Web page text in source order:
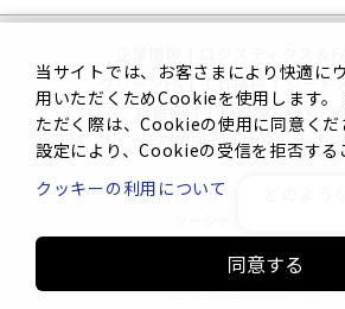
クリーンFA | 工作機械 | シート
繊維機械 | 複合機＆FAX・
生産管理システム | サイ
プライバシーポリシー
Innovation. Mark the turning
(C) 2025 MURATA MACHINERY,
当サイトでは、お客さまにより快適に
用いただくためCookieを使用します。
ただく際は、Cookieの使用に同意くだ
設定により、Cookieの受信を拒否する
クッキーの利用について
同意する